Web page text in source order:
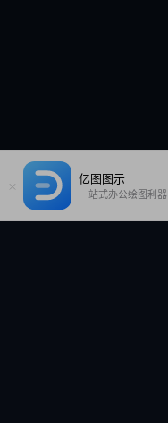
亿图图示
一站式办公绘图利器